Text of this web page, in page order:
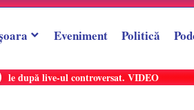
Eveniment Politică
Alin Borcan, ,,regele Tik-Tok-ului”, reținut